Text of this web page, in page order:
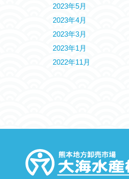
2023年5月
2023年4月
2023年3月
2023年1月
2022年11月